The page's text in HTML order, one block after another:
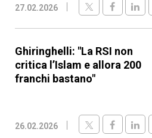
27.02.2026
Ghiringhelli: "La RSI non
critica l’Islam e allora 200
franchi bastano"
26.02.2026